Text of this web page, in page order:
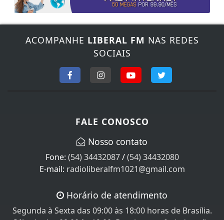
ACOMPANHE LIBERAL FM NAS REDES
SOCIAIS
FALE CONOSCO
Nosso contato
Fone: (54) 34432087/(54) 34432080
E-mail: radioliberalfm1021@gmail.com
Horário de atendimento
Segunda à Sexta das 09:00 às 18:00 horas de Brasília.